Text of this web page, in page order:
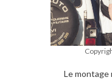
Le montage